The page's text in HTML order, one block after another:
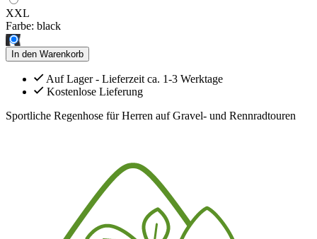
XXL
Farbe: black
In den Warenkorb
Auf Lager - Lieferzeit ca. 1-3 Werktage
Kostenlose Lieferung
Sportliche Regenhose für Herren auf Gravel- und Rennradtouren